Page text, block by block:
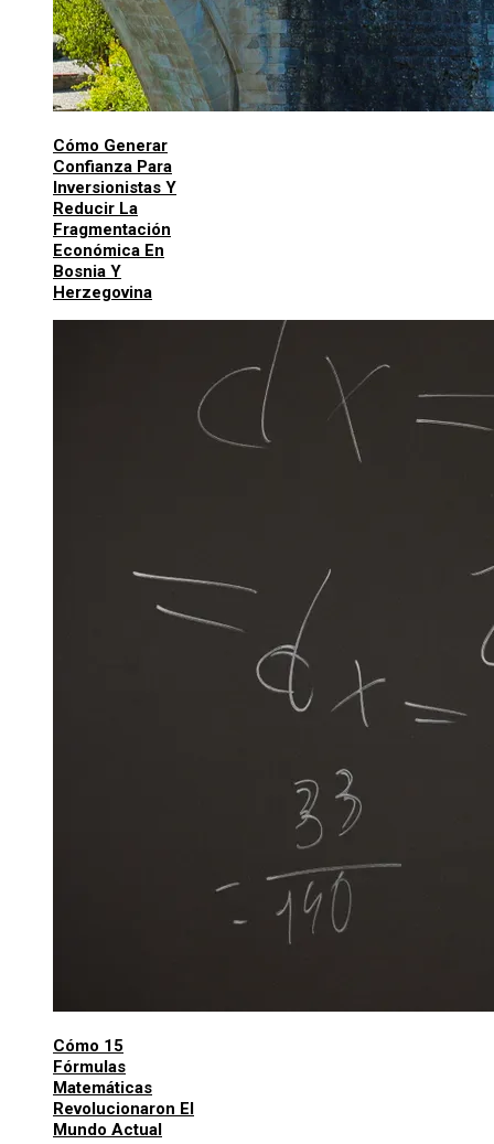
Cómo Generar
Confianza Para
Inversionistas Y
Reducir La
Fragmentación
Económica En
Bosnia Y
Herzegovina
Cómo 15
Fórmulas
Matemáticas
Revolucionaron El
Mundo Actual